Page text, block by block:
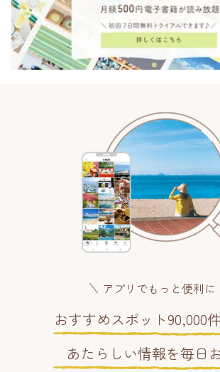
アプリでもっと便利に
おすすめスポット90,000
あたらしい情報を毎日